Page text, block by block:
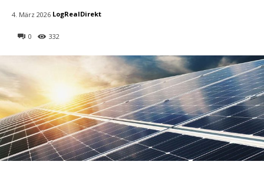
0 332
4. März 2026 LogRealDirekt